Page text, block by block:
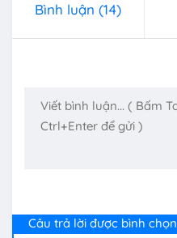
Bình luận (14)
Câu trả lời được bình chọn